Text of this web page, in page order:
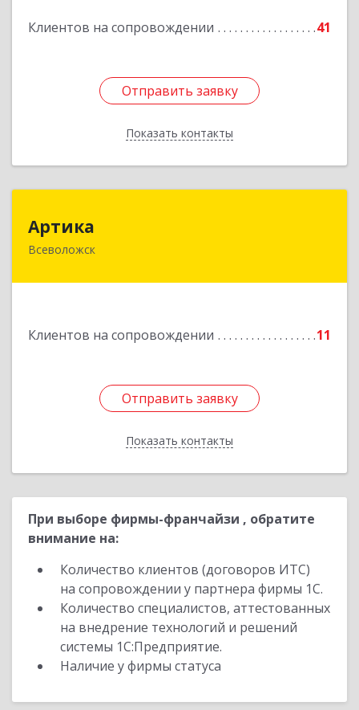
Клиентов на сопровождении 41
Отправить заявку
Показать контакты
Отправить заявку
Назад
Артика
Всеволожск
Клиентов на сопровождении 11
Отправить заявку
Показать контакты
188645, Ленинградская обл, Всеволожск г,
Отправить заявку
Назад
При выборе фирмы-франчайзи , обратите
внимание на:
Количество клиентов (договоров ИТС)
на сопровождении у партнера фирмы 1С.
Количество специалистов, аттестованных
на внедрение технологий и решений
системы 1С:Предприятие.
Наличие у фирмы статуса